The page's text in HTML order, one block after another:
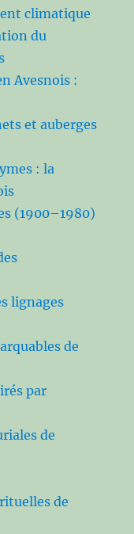
climatique
du
Avesnois :
et auberges
: la
(1900–1980)
lignages
de
par
de
de